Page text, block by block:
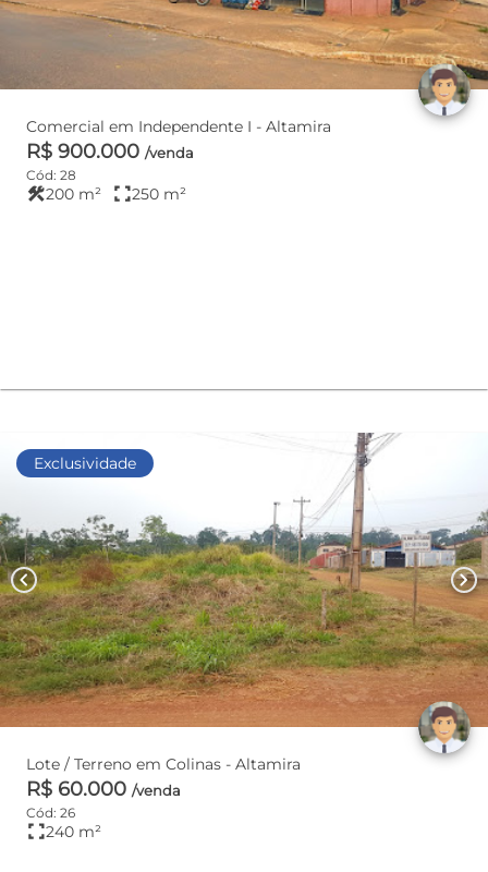
Comercial em Independente I - Altamira
R$ 900.000 /venda
Cód: 28
construction200 m² fullscreen250 m²
Exclusividade
chevron_left chevron_right
Lote / Terreno em Colinas - Altamira
R$ 60.000 /venda
Cód: 26
fullscreen240 m²